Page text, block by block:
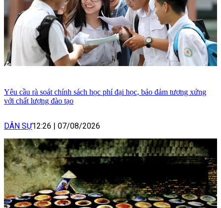
Yêu cầu rà soát chính sách học phí đại học, bảo đảm tương xứng
với chất lượng đào tạo
DÂN SỰ12:26 | 07/08/2026